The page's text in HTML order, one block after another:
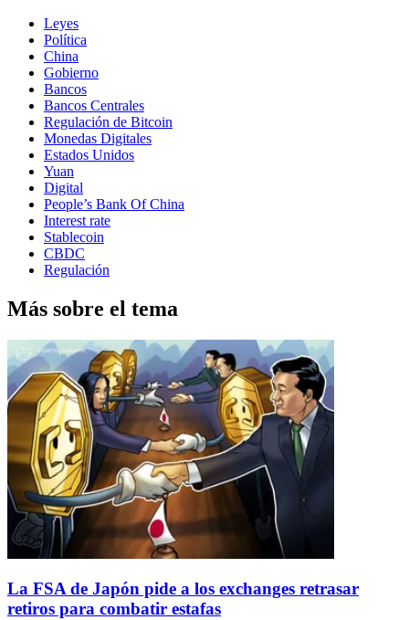
Leyes
Política
China
Gobierno
Bancos
Bancos Centrales
Regulación de Bitcoin
Monedas Digitales
Estados Unidos
Yuan
Digital
People’s Bank Of China
Interest rate
Stablecoin
CBDC
Regulación
Más sobre el tema
La FSA de Japón pide a los exchanges retrasar
retiros para combatir estafas